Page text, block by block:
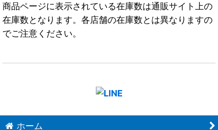
商品ページに表示されている在庫数は通販サイト上の
在庫数となります。各店舗の在庫数とは異なりますの
でご注意ください。
ホーム